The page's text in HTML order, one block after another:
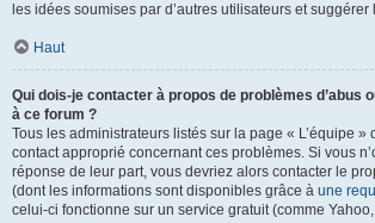
les idées soumises par d’autres utilisateurs et suggérer
Haut
Qui dois-je contacter à propos de problèmes d’abus
à ce forum ?
Tous les administrateurs listés sur la page « L’équipe »
contact approprié concernant ces problèmes. Si vous
réponse de leur part, vous devriez alors contacter le
(dont les informations sont disponibles grâce à une
celui-ci fonctionne sur un service gratuit (comme